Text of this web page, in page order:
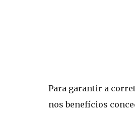
Para garantir a
nos benefícios